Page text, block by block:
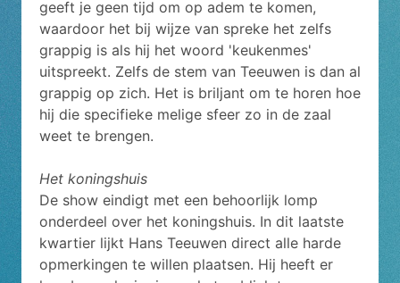
geeft je geen tijd om op adem te komen,
waardoor het bij wijze van spreke het zelfs
grappig is als hij het woord 'keukenmes'
uitspreekt. Zelfs de stem van Teeuwen is dan al
grappig op zich. Het is briljant om te horen hoe
hij die specifieke melige sfeer zo in de zaal
weet te brengen.
Het koningshuis
De show eindigt met een behoorlijk lomp
onderdeel over het koningshuis. In dit laatste
kwartier lijkt Hans Teeuwen direct alle harde
opmerkingen te willen plaatsen. Hij heeft er